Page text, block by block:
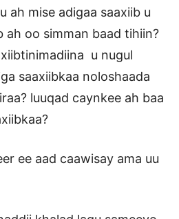
ah mise adigaa saaxiib u
ah oo simman baad tihiin?
u nugul
saaxiibkaa noloshaada
luuqad caynkee ah baa
ee aad caawisay ama uu